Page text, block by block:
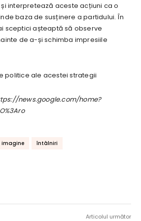
interpretează aceste acțiuni ca o
baza de susținere a partidului. În
sceptici așteaptă să observe
de a-și schimba impresiile
politice ale acestei strategii
news.google.com/home?
imagine întâlniri
Articolul următor